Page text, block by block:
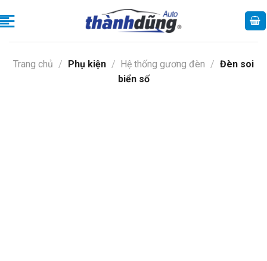
to
Trang chủ / Phụ kiện / Hệ thống gương đèn / Đèn soi
biển số